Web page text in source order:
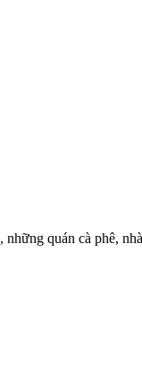
quán cà phê,